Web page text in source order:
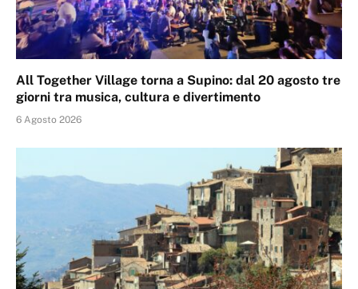
All Together Village torna a Supino: dal 20 agosto tre
giorni tra musica, cultura e divertimento
6 Agosto 2026